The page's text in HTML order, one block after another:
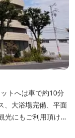
トへは車で約10分
、大浴場完備、平面
光にもご利用頂ける